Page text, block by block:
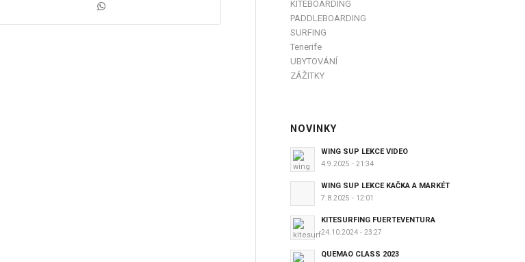
KITEBOARDING
PADDLEBOARDING
SURFING
Tenerife
UBYTOVÁNÍ
ZÁŽITKY
NOVINKY
WING SUP LEKCE VIDEO
4.9.2025 - 21:34
WING SUP LEKCE KAČKA A MARKÉT
7.8.2025 - 12:01
KITESURFING FUERTEVENTURA
24.10.2024 - 23:27
QUEMAO CLASS 2023